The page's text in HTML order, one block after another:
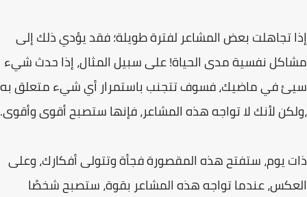
إذا تجاھلت بعض المشاعر لفترة طویلة؛ فقد یؤدي ذلك إلى
مشاكل نفسیة مدى الحیاة! على سبیل المثال، إذا حدث شيء
سیئ في ماضیك، فسوف تتجنب باستمرار أي شيء متعلق به
،ولكن لأنك لا تواجه ھذه المشاعر، فإنھا ستصبح أقوى وأقوى.
ذات یوم، ستفتح ھذه المقصورة فجأة وتتولى أفكارك، وعلى
العكس، عندما تواجه ھذه المشاعر بقوة، ستصبح شخصًا